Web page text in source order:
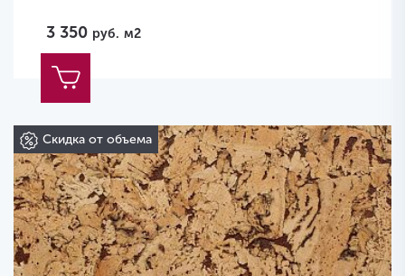
3 350 руб. м2
Скидка от объема